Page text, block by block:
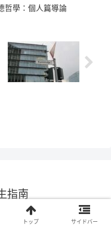
哲學：個人篇導論
指南
生指南.
トップ サイドバー